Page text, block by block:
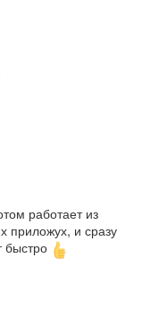
работает из
приложух, и сразу
быстро